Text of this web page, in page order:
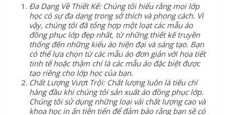
Đa Dạng Về Thiết Kế: Chúng tôi hiểu rằng mọi lớp
học có sự đa dạng trong sở thích và phong cách. Vì
vậy, chúng tôi đã tổng hợp một loạt các mẫu áo
đồng phục lớp đẹp nhất, từ những thiết kế truyền
thống đến những kiểu áo hiện đại và sáng tạo. Bạn
có thể lựa chọn từ các mẫu áo đơn giản với họa tiết
tinh tế hoặc thậm chí là các mẫu áo đặc biệt được
tạo riêng cho lớp học của bạn.
Chất Lượng Vượt Trội: Chất lượng luôn là tiêu chí
hàng đầu khi chúng tôi sản xuất áo đồng phục lớp.
Chúng tôi sử dụng những loại vải chất lượng cao và
khoa học in ấn tiên tiến để đảm bảo rằng bạn sẽ có